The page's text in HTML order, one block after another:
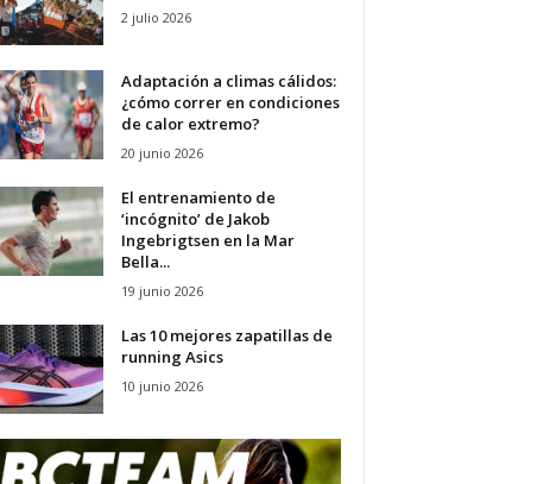
2 julio 2026
Adaptación a climas cálidos:
¿cómo correr en condiciones
de calor extremo?
20 junio 2026
El entrenamiento de
‘incógnito’ de Jakob
Ingebrigtsen en la Mar
Bella...
19 junio 2026
Las 10 mejores zapatillas de
running Asics
10 junio 2026